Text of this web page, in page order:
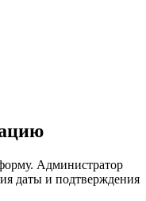
Администратор
даты и подтверждения